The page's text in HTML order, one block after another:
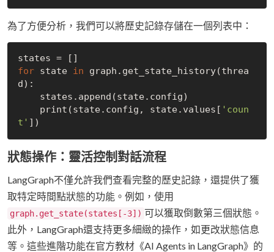
為了方便分析，我們可以將歷史記錄存儲在一個列表中：
for state in graph.get_state_history(threa
d):
    print(state.config, state.values[
'coun
t'
狀態操作：靈活控制對話流程
LangGraph不僅允許我們查看完整的歷史記錄，還提供了獲
取特定時間點狀態的功能。例如，使用
graph.get_state(states[-3]) 可以獲取倒數第三個狀態。
此外，LangGraph還支持更多細緻的操作，如更改狀態信息
等。這些進階功能在官方教材《AI Agents in LangGraph》的